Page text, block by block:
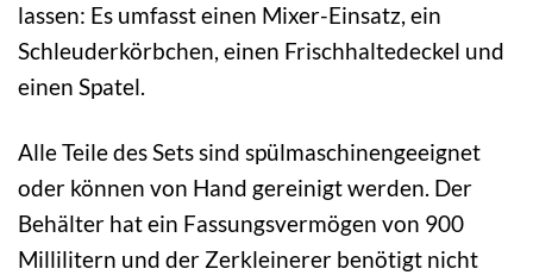
lassen: Es umfasst einen Mixer-Einsatz, ein
Schleuderkörbchen, einen Frischhaltedeckel und
einen Spatel.
Alle Teile des Sets sind spülmaschinengeeignet
oder können von Hand gereinigt werden. Der
Behälter hat ein Fassungsvermögen von 900
Millilitern und der Zerkleinerer benötigt nicht